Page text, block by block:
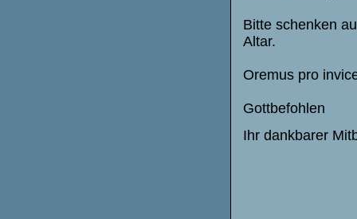
Bitte schenken
Altar.
Oremus pro
Gottbefohlen
Ihr dankbarer